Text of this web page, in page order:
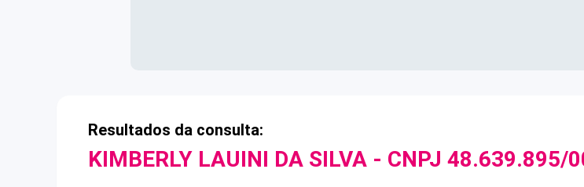
Resultados da consulta:
KIMBERLY LAUINI DA SILVA - CNPJ 48.639.895/